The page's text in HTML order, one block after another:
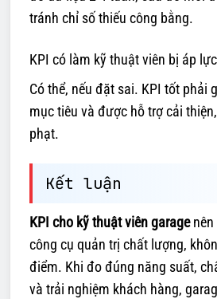
tránh chỉ số thiếu công bằng.
KPI có làm kỹ thuật viên bị áp
Có thể, nếu đặt sai. KPI tốt phải
mục tiêu và được hỗ trợ cải
phạt.
Kết luận
KPI cho kỹ thuật viên garagenên
công cụ quản trị chất lượng,
điểm. Khi đo đúng năng suất,
và trải nghiệm khách hàng,